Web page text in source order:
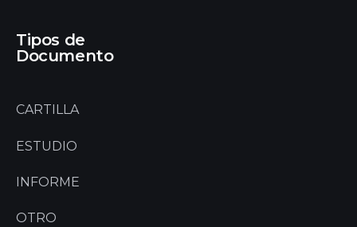
Tipos de
Documento
CARTILLA
ESTUDIO
INFORME
OTRO